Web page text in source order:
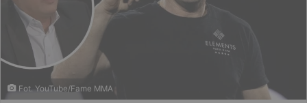
Fot. YouTube/Fame MMA